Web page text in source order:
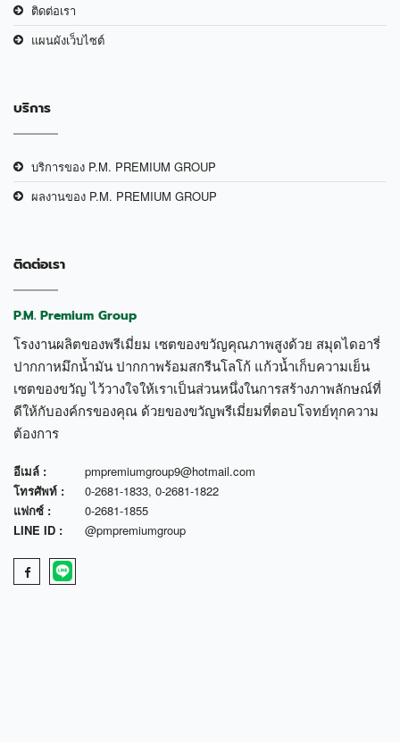
ติดต่อเรา
แผนผังเว็บไซต์
บริการ
บริการของ P.M. PREMIUM GROUP
ผลงานของ P.M. PREMIUM GROUP
ติดต่อเรา
P.M. Premium Group
โรงงานผลิตของพรีเมี่ยม เซตของขวัญคุณภาพสูงด้วย สมุดไดอารี่
ปากกาหมึกน้ำมัน ปากกาพร้อมสกรีนโลโก้ แก้วน้ำเก็บความเย็น
เซตของขวัญ ไว้วางใจให้เราเป็นส่วนหนึ่งในการสร้างภาพลักษณ์ที่
ดีให้กับองค์กรของคุณ ด้วยของขวัญพรีเมี่ยมที่ตอบโจทย์ทุกความ
ต้องการ
อีเมล์ :
pmpremiumgroup9@hotmail.com
โทรศัพท์ :
0-2681-1833, 0-2681-1822
แฟกซ์ :
0-2681-1855
LINE ID :
@pmpremiumgroup